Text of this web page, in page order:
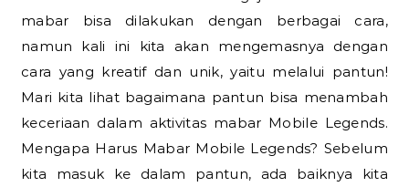
mabar bisa dilakukan dengan berbagai cara,
namun kali ini kita akan mengemasnya dengan
cara yang kreatif dan unik, yaitu melalui pantun!
Mari kita lihat bagaimana pantun bisa menambah
keceriaan dalam aktivitas mabar Mobile Legends.
Mengapa Harus Mabar Mobile Legends? Sebelum
kita masuk ke dalam pantun, ada baiknya kita